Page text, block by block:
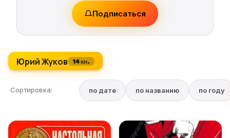
Подписаться
Юрий Жуков 14 кн.
Сортировка: по дате по названию по году